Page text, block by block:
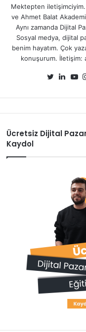
Mektepten iletişimciyim.
ve Ahmet Balat
Aynı zamanda Dijital
Sosyal medya, dijital
benim hayatım. Çok
konuşurum. İletişim:
Ücretsiz Dijital
Kaydol